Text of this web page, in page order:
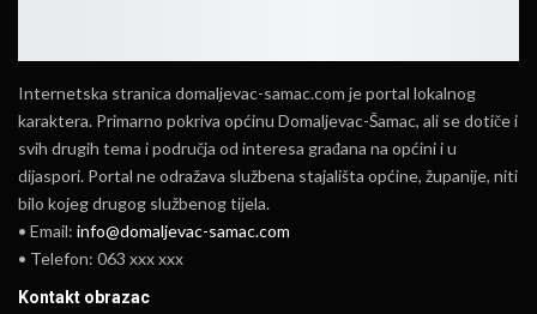
Internetska stranica domaljevac-samac.com je portal lokalnog
karaktera. Primarno pokriva općinu Domaljevac-Šamac, ali se dotiče i
svih drugih tema i područja od interesa građana na općini i u
dijaspori. Portal ne odražava službena stajališta općine, županije, niti
bilo kojeg drugog službenog tijela.
• Email: info@domaljevac-samac.com
• Telefon: 063 xxx xxx
Kontakt obrazac